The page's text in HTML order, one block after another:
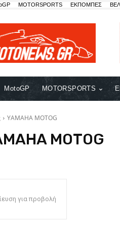
MOTORSPORTS ΕΚΠΟΜΠΕΣ
MotoGP MOTORSPORTS
YAMAHA MOTOG
MOTOG
για προβολή